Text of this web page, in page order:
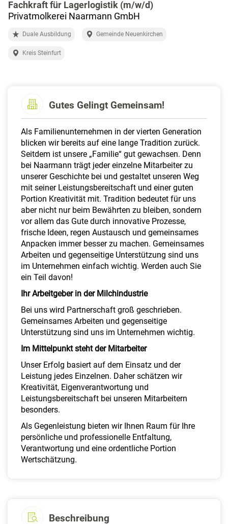
Fachkraft für Lagerlogistik (m/w/d)
Privatmolkerei Naarmann GmbH
Duale Ausbildung Gemeinde Neuenkirchen
Kreis Steinfurt
Gutes Gelingt Gemeinsam!
Als Familienunternehmen in der vierten Generation
blicken wir bereits auf eine lange Tradition zurück.
Seitdem ist unsere „Familie“ gut gewachsen. Denn
bei Naarmann trägt jeder einzelne Mitarbeiter zu
unserer Geschichte bei und gestaltet unseren Weg
mit seiner Leistungsbereitschaft und einer guten
Portion Kreativität mit. Tradition bedeutet für uns
aber nicht nur beim Bewährten zu bleiben, sondern
vor allem das Gute durch innovative Prozesse,
frische Ideen, regen Austausch und gemeinsames
Anpacken immer besser zu machen. Gemeinsames
Arbeiten und gegenseitige Unterstützung sind uns
im Unternehmen einfach wichtig. Werden auch Sie
ein Teil davon!
Ihr Arbeitgeber in der Milchindustrie
Bei uns wird Partnerschaft groß geschrieben.
Gemeinsames Arbeiten und gegenseitige
Unterstützung sind uns im Unternehmen wichtig.
Im Mittelpunkt steht der Mitarbeiter
Unser Erfolg basiert auf dem Einsatz und der
Leistung jedes Einzelnen. Daher schätzen wir
Kreativität, Eigenverantwortung und
Leistungsbereitschaft bei unseren Mitarbeitern
besonders.
Als Gegenleistung bieten wir Ihnen Raum für Ihre
persönliche und professionelle Entfaltung,
Verantwortung und eine ordentliche Portion
Wertschätzung.
Beschreibung